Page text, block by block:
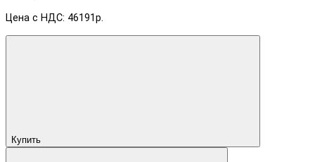
Цена с НДС: 46191р.
Купить